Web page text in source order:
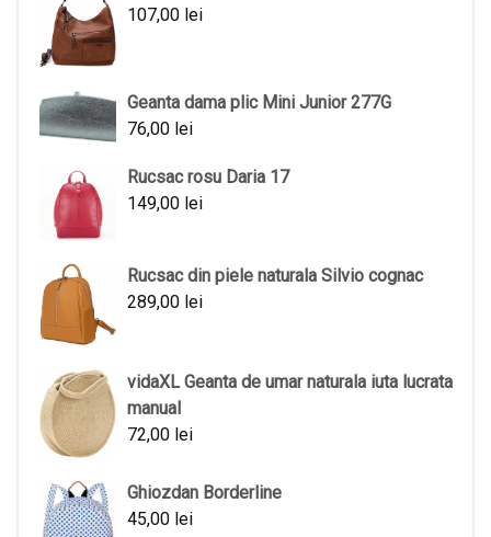
107,00 lei
Geanta dama plic Mini Junior 277G
76,00 lei
Rucsac rosu Daria 17
149,00 lei
Rucsac din piele naturala Silvio cognac
289,00 lei
vidaXL Geanta de umar naturala iuta lucrata
manual
72,00 lei
Ghiozdan Borderline
45,00 lei